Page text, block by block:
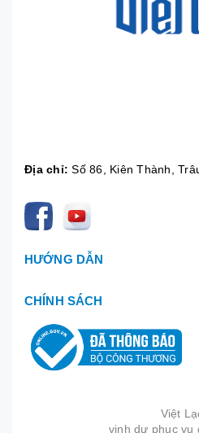
Địa chỉ: Số 86, Kiên Thành,
HƯỚNG DẪN
CHÍNH SÁCH
Việt
vinh dự phục vụ